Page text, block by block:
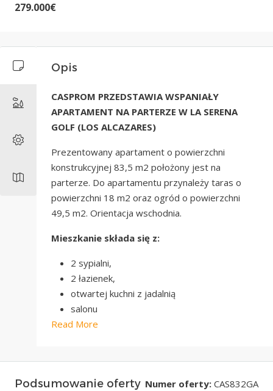
279.000€
Opis
CASPROM PRZEDSTAWIA WSPANIAŁY
APARTAMENT NA PARTERZE W LA SERENA
GOLF (LOS ALCAZARES)
Prezentowany apartament o powierzchni
konstrukcyjnej 83,5 m2 położony jest na
parterze. Do apartamentu przynależy taras o
powierzchni 18 m2 oraz ogród o powierzchni
49,5 m2. Orientacja wschodnia.
Mieszkanie składa się z:
2 sypialni,
2 łazienek,
otwartej kuchni z jadalnią
salonu
Read More
Podsumowanie oferty Numer oferty: CAS832GA